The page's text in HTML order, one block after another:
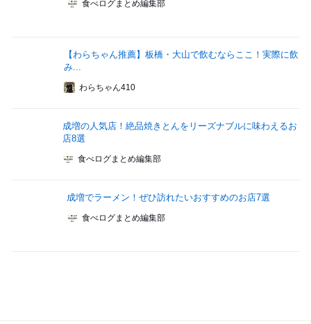
食べログまとめ編集部
【わらちゃん推薦】板橋・大山で飲むならここ！実際に飲
み...
わらちゃん410
成増の人気店！絶品焼きとんをリーズナブルに味わえるお
店8選
食べログまとめ編集部
成増でラーメン！ぜひ訪れたいおすすめのお店7選
食べログまとめ編集部